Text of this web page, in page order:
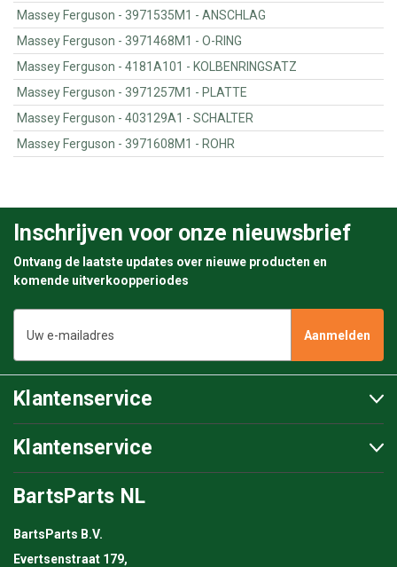
Massey Ferguson - 3971535M1 - ANSCHLAG
Massey Ferguson - 3971468M1 - O-RING
Massey Ferguson - 4181A101 - KOLBENRINGSATZ
Massey Ferguson - 3971257M1 - PLATTE
Massey Ferguson - 403129A1 - SCHALTER
Massey Ferguson - 3971608M1 - ROHR
Inschrijven voor onze nieuwsbrief
Ontvang de laatste updates over nieuwe producten en
komende uitverkoopperiodes
mailadres
Klantenservice
Klantenservice
BartsParts NL
BartsParts B.V.
Evertsenstraat 179,